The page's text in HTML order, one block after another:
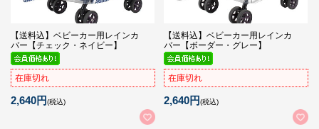
【送料込】ベビーカー用レインカ
バー【チェック・ネイビー】
在庫切れ
2,640円(税込)
【送料込】ベビーカー用レインカ
バー【ボーダー・グレー】
在庫切れ
2,640円(税込)